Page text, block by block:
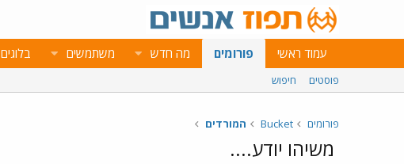
עמוד ראשי פורומים מה חדש משתמשים בלוגים
פוסטים חיפוש
פורומים Bucket המורדים
משיהו יודע....